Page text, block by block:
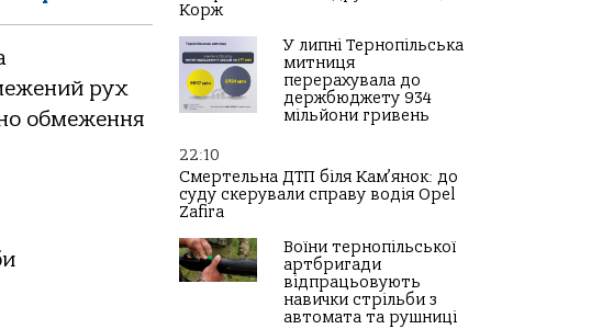
рух
обмеження
Корж
У липні Тернопільська
митниця
перерахувала до
держбюджету 934
мільйони гривень
22:10
Смертельна ДТП біля Кам’янок: до
суду скерували справу водія Opel
Zafira
Воїни тернопільської
артбригади
відпрацьовують
навички стрільби з
автомата та рушниці